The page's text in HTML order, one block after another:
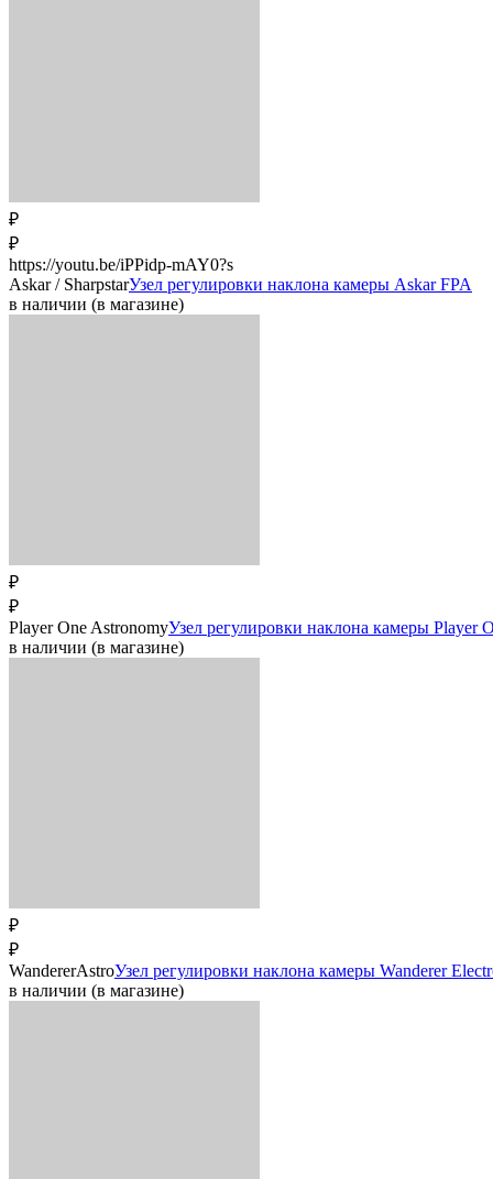
₽
₽
https://youtu.be/iPPidp-mAY0?s
Askar / SharpstarУзел регулировки наклона камеры Askar FPA
в наличии (в магазине)
₽
₽
Player One AstronomyУзел регулировки наклона камеры Player
в наличии (в магазине)
₽
₽
WandererAstroУзел регулировки наклона камеры Wanderer
в наличии (в магазине)